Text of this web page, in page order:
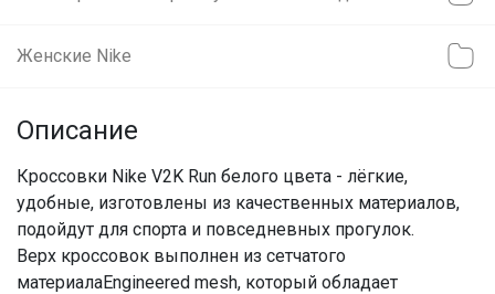
Женские Nike
Описание
Кроссовки Nikе V2K Run белого цвета - лёгкие,
удобныe, изготовлены из качественных материалов,
подойдут для спорта и повседневных прогулок.
Верх кроссовок выполнен из сетчатого
материалаЕngineered mesh, который обладает